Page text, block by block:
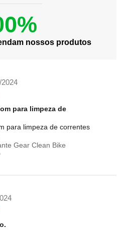
nossos produtos
2024
para limpeza de
para limpeza de correntes
Gear Clean Bike